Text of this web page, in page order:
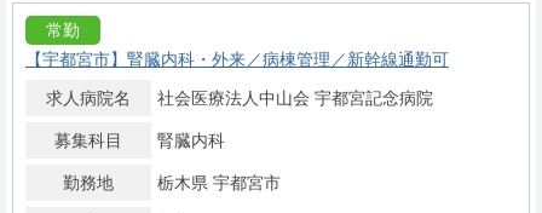
常勤
【宇都宮市】腎臓内科・外来／病棟管理／新幹線通勤可
求人病院名
社会医療法人中山会 宇都宮記念病院
募集科目 腎臓内科
勤務地 栃木県 宇都宮市